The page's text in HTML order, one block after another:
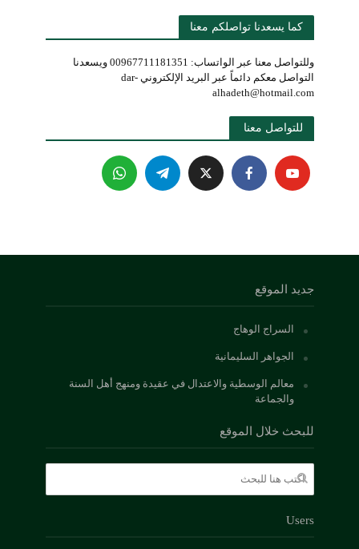
كما يسعدنا تواصلكم معنا
وللتواصل معنا عبر الواتساب: 00967711181351 ويسعدنا
التواصل معكم دائماً عبر البريد الإلكتروني dar-
alhadeth@hotmail.com
للتواصل معنا
جديد الموقع
السراج الوهاج
الجواهر السليمانية
معالم الوسطية والاعتدال في عقيدة ومنهج أهل السنة
والجماعة
للبحث خلال الموقع
Users